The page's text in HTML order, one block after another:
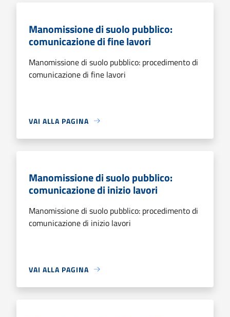
Manomissione di suolo pubblico:
comunicazione di fine lavori
Manomissione di suolo pubblico: procedimento di
comunicazione di fine lavori
VAI ALLA PAGINA
Manomissione di suolo pubblico:
comunicazione di inizio lavori
Manomissione di suolo pubblico: procedimento di
comunicazione di inizio lavori
VAI ALLA PAGINA